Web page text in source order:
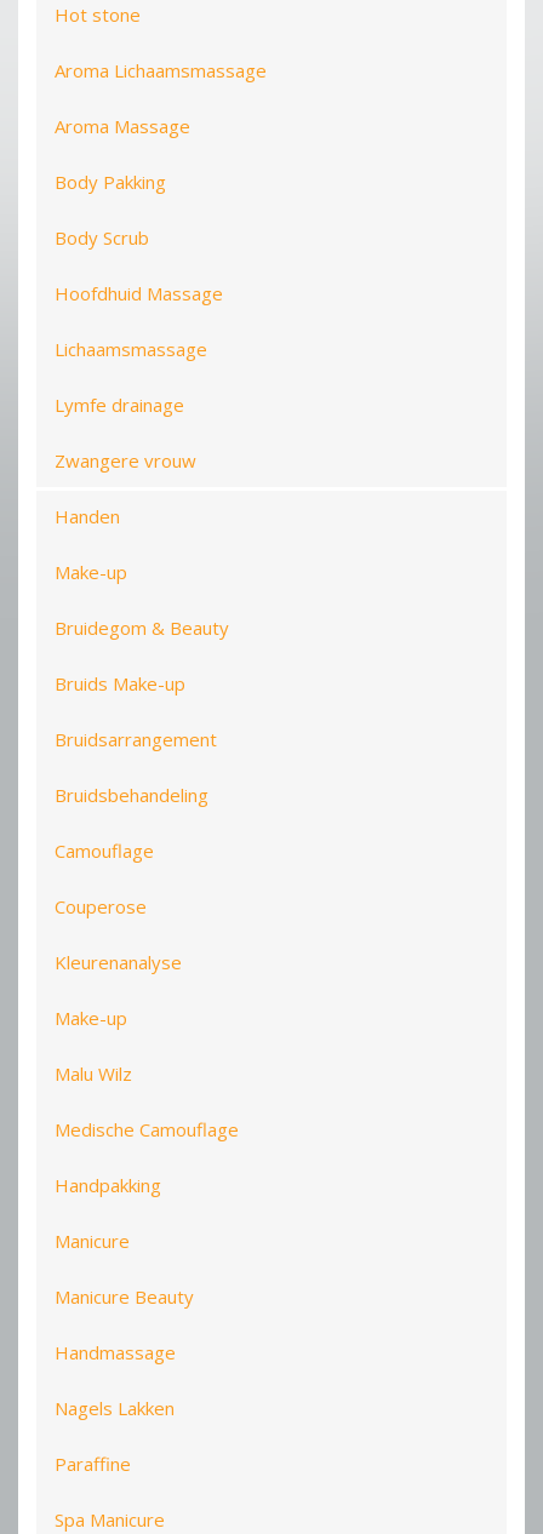
Hot stone
Aroma Lichaamsmassage
Aroma Massage
Body Pakking
Body Scrub
Hoofdhuid Massage
Lichaamsmassage
Lymfe drainage
Zwangere vrouw
Handen
Make-up
Bruidegom & Beauty
Bruids Make-up
Bruidsarrangement
Bruidsbehandeling
Camouflage
Couperose
Kleurenanalyse
Make-up
Malu Wilz
Medische Camouflage
Handpakking
Manicure
Manicure Beauty
Handmassage
Nagels Lakken
Paraffine
Spa Manicure